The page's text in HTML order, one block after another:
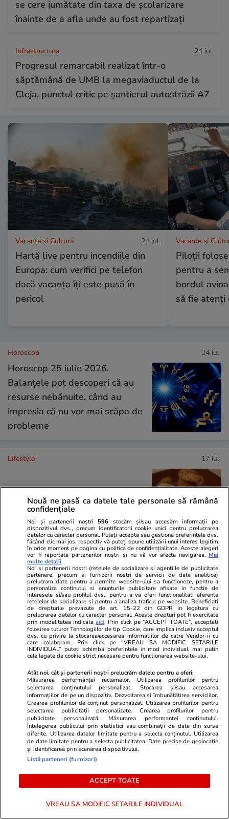
se cere jumătate din taxa de școlarizare
înainte de a afla unde au fost repartizați
Infrastructura 24 iul.
Progresul remarcabil realizat într-o
săptămână de UMB la megaviaductul de la
Cleja, punctul critic pe șantierul autostrăzii A7
Vacanțe și Cultură 24 iul.
Hartă live pentru incendiile din
Europa: cum verifici pe telefon
dacă vacanța îți este pusă în
pericol
Vacanțe și
Piloții
pentru a
bordul
să fie atenți
Horoscop 24 iul.
Horoscop 25 iulie 2026.
Balanțele pot descoperi că au
resurse nebănuite, când au
impresia că nu vor mai scăpa de
probleme
Lifestyle 17 iul.
De ce să nu păstrezi cartofii
lângă ceapă
Lifestyle 20 iul.
Ce este batch cooking și cum îți
poate simplifica mesele
săptămânale
Lifestyle
Ce este agar-agar și cum se
utilizează
Știri România 07:00
prescripție. Ce au cerut la
Nouă ne pasă ca datele tale personale să rămână
confidențiale
Noi și partenerii noștri 596 stocăm și/sau accesăm informații pe
dispozitivul dvs., precum identificatorii cookie unici pentru prelucrarea
datelor cu caracter personal. Puteți accepta sau gestiona preferințele dvs.
făcând clic mai jos, respectiv vă puteți opune utilizării unui interes legitim
în orice moment pe pagina cu politica de confidențialitate. Aceste alegeri
vor fi raportate partenerilor noștri și nu vă vor afecta navigarea. Mai
multe detalii
Noi si partenerii nostri (retelele de socializare si agentiile de publicitate
partenere, precum si furnizorii nostri de servicii de date analitice)
prelucram date pentru a permite website-ului sa functioneze, pentru a
personaliza continutul si anunturile publicitare afisate in functie de
interesele si/sau profilul dvs., pentru a va oferi functionalitati aferente
retelelor de socializare si pentru a analiza traficul pe website. Beneficiati
de drepturile prevazute de art. 15-22 din GDPR in legatura cu
prelucrarea datelor cu caracter personal. Aceste drepturi pot fi exercitate
prin modalitatea indicataaici. Prin click pe “ACCEPT TOATE”, acceptati
folosirea tuturor Tehnologiilor de tip Cookie, care implica inclusiv acceptul
dvs. cu privire la stocarea/accesarea informatiilor de catre Vendor-ii cu
care colaboram. Prin click pe “VREAU SA MODIFIC SETARILE
INDIVIDUAL” puteti schimba preferintele in mod individual, mai putin
cele legate de cookie strict necesare pentru functionarea website-ului.
Atât noi, cât și partenerii noștri prelucrăm datele pentru a oferi:
Măsurarea performanței reclamelor. Utilizarea profilurilor pentru
selectarea conținutului personalizat. Stocarea și/sau accesarea
informațiilor de pe un dispozitiv. Dezvoltarea și îmbunătățirea serviciilor.
Crearea profilurilor de conținut personalizat. Utilizarea profilurilor pentru
selectarea publicității personalizate. Crearea profilurilor pentru
publicitate personalizată. Măsurarea performanței conținutului.
Înțelegerea publicului prin statistici sau combinații de date din surse
diferite. Utilizarea datelor limitate pentru a selecta conținutul. Utilizarea
de date limitate pentru a selecta publicitatea. Date precise de geolocație
și identificarea prin scanarea dispozitivului.
Listă parteneri (furnizori)
ACCEPT TOATE
VREAU SA MODIFIC SETARILE INDIVIDUAL